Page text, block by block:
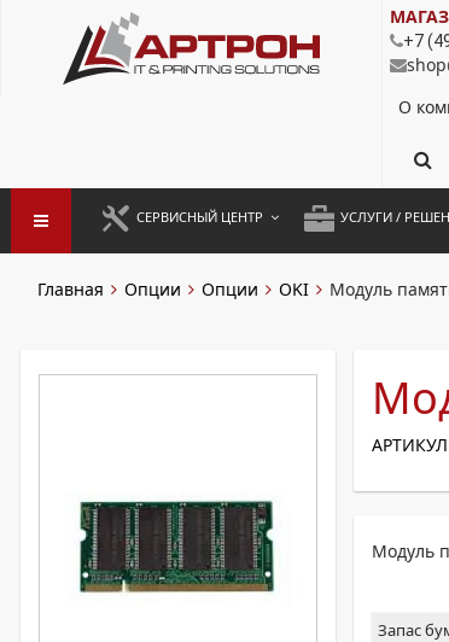
+7
О
СЕРВИСНЫЙ ЦЕНТР
РАЗОВЫЕ РЕМОНТЫ
УСЛУГИ /
АРЕНДА
Главная Опции Опции OKI Модуль
Модуль
Запас